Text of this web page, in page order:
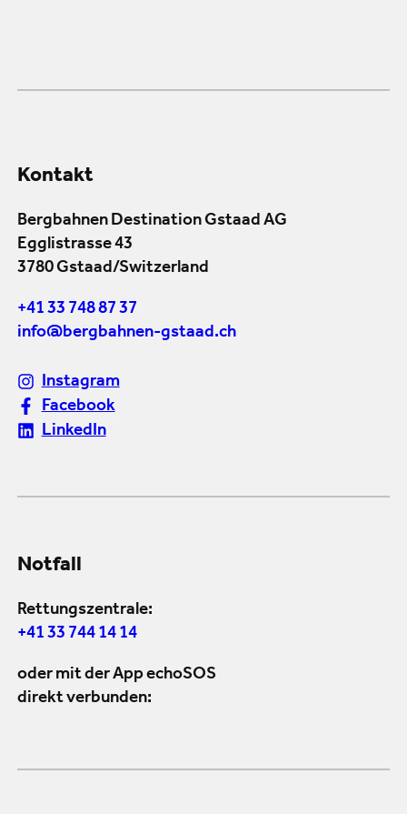
Kontakt
Bergbahnen Destination Gstaad AG
Egglistrasse 43
3780 Gstaad/Switzerland
+41 33 748 87 37
info@bergbahnen-gstaad.ch
Instagram
Facebook
LinkedIn
Notfall
Rettungszentrale:
+41 33 744 14 14
oder mit der App echoSOS
direkt verbunden: